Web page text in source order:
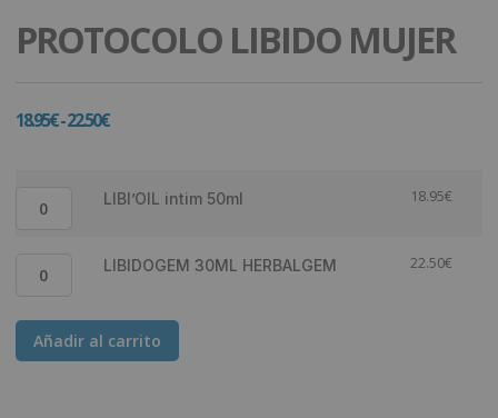
PROTOCOLO LIBIDO MUJER
18.95€-22.50€
LIBI’OIL intim 50ml 18.95€
LIBIDOGEM 30ML HERBALGEM 22.50€
Añadir al carrito